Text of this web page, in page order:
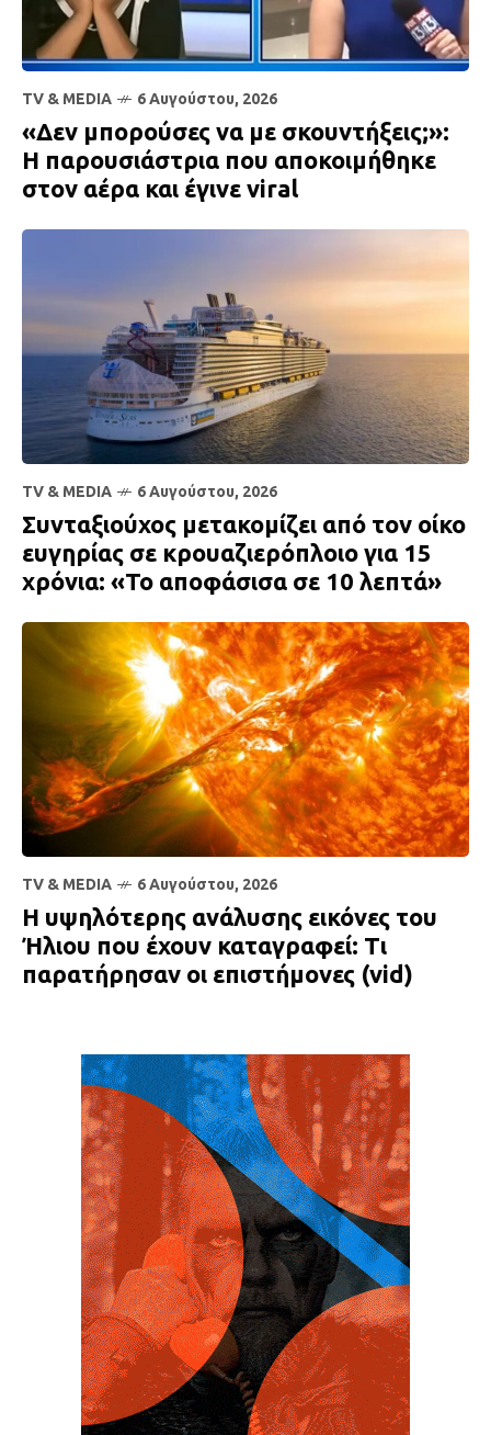
TV & MEDIA 6 Αυγούστου, 2026
«Δεν μπορούσες να με σκουντήξεις;»:
Η παρουσιάστρια που αποκοιμήθηκε
στον αέρα και έγινε viral
TV & MEDIA 6 Αυγούστου, 2026
Συνταξιούχος μετακομίζει από τον οίκο
ευγηρίας σε κρουαζιερόπλοιο για 15
χρόνια: «Το αποφάσισα σε 10 λεπτά»
TV & MEDIA 6 Αυγούστου, 2026
Η υψηλότερης ανάλυσης εικόνες του
Ήλιου που έχουν καταγραφεί: Τι
παρατήρησαν οι επιστήμονες (vid)